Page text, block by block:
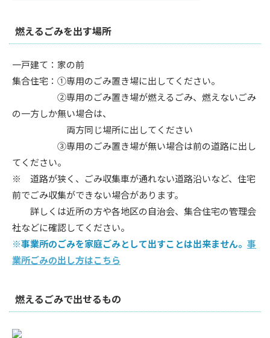
燃えるごみを出す場所
一戸建て：家の前
集合住宅：①専用のごみ置き場に出してください。
②専用のごみ置き場が燃えるごみ、燃えないごみ
の一方しか無い場合は、
両方同じ場所に出してください
③専用のごみ置き場が無い場合は前の道路に出し
てください。
※ 道路が狭く、ごみ収集車が通れない道路沿いなど、住宅
前でごみ収集ができない場合があります。
詳しくは近所の方や各地区の自治会、集合住宅の管理会
社などに確認してください。
※事業所のごみを家庭ごみとして出すことは出来ません。 事
業所ごみの出し方はこちら
燃えるごみで出せるもの